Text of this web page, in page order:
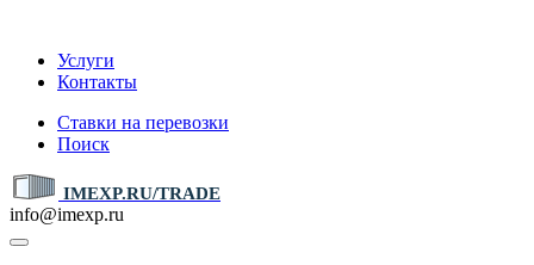
Услуги
Контакты
Ставки на перевозки
Поиск
IMEXP.RU/TRADE
info@imexp.ru